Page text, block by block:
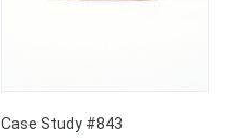
Case Study #843